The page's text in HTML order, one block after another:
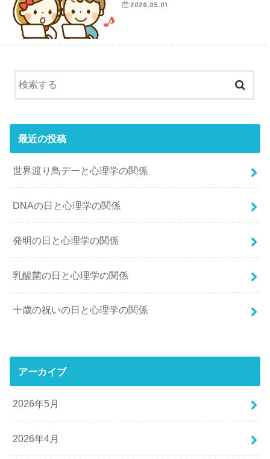
2020.05.01
最近の投稿
世界渡り鳥デーと心理学の関係
DNAの日と心理学の関係
発明の日と心理学の関係
乳酸菌の日と心理学の関係
十歳の祝いの日と心理学の関係
アーカイブ
2026年5月
2026年4月